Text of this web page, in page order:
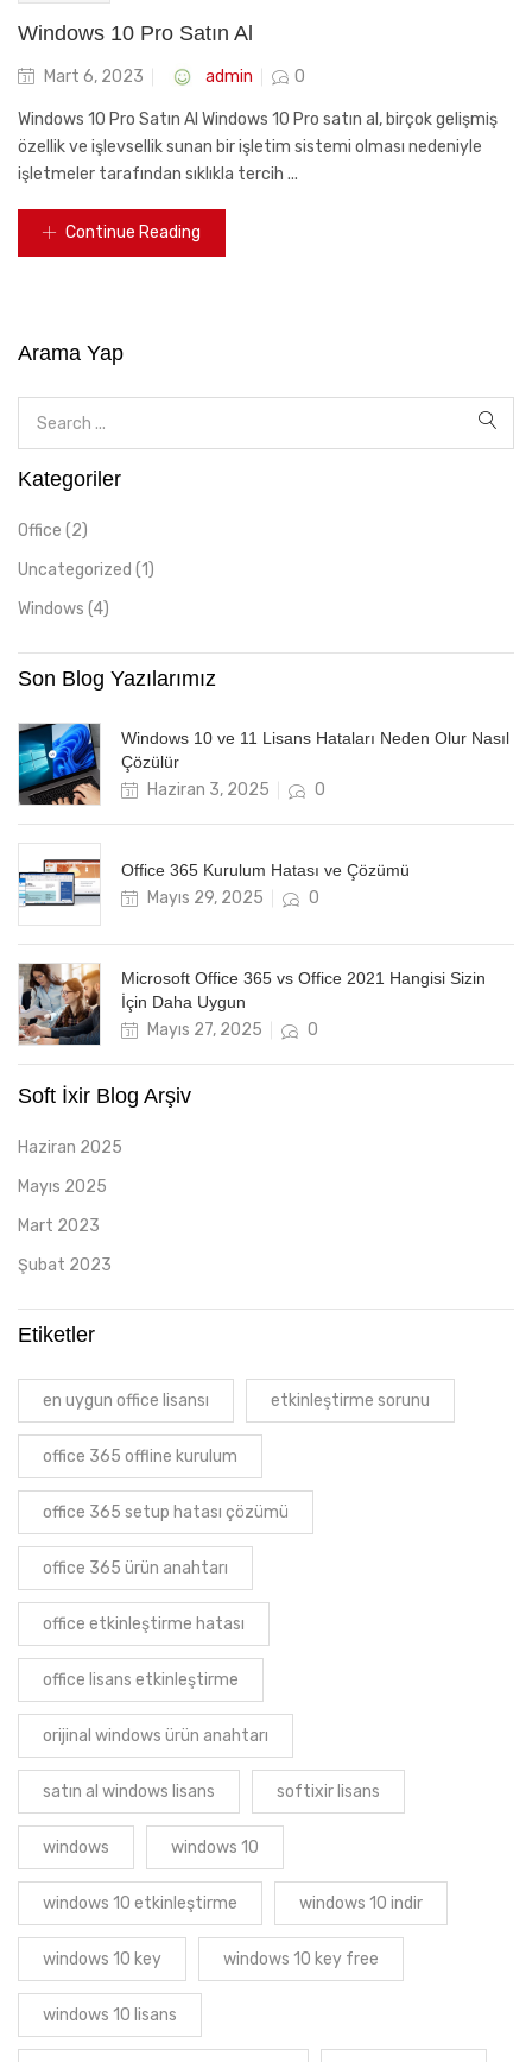
Windows 10 Pro Satın Al
Posted
Mart 6, 2023 admin 0
Windows 10 Pro Satın Al Windows 10 Pro satın al, birçok gelişmiş
özellik ve işlevsellik sunan bir işletim sistemi olması nedeniyle
işletmeler tarafından sıklıkla tercih ...
Continue Reading
Arama Yap
Kategoriler
Office (2)
Uncategorized (1)
Windows (4)
Son Blog Yazılarımız
Windows 10 ve 11 Lisans Hataları Neden Olur Nasıl
Çözülür
Posted
Haziran 3, 2025 0
Office 365 Kurulum Hatası ve Çözümü
Posted
Mayıs 29, 2025 0
Microsoft Office 365 vs Office 2021 Hangisi Sizin
İçin Daha Uygun
Posted
Mayıs 27, 2025 0
Soft İxir Blog Arşiv
Haziran 2025
Mayıs 2025
Mart 2023
Şubat 2023
Etiketler
en uygun office lisansı etkinleştirme sorunu
office 365 offline kurulum
office 365 setup hatası çözümü
office 365 ürün anahtarı
office etkinleştirme hatası
office lisans etkinleştirme
orijinal windows ürün anahtarı
satın al windows lisans softixir lisans
windows windows 10
windows 10 etkinleştirme windows 10 indir
windows 10 key windows 10 key free
windows 10 lisans